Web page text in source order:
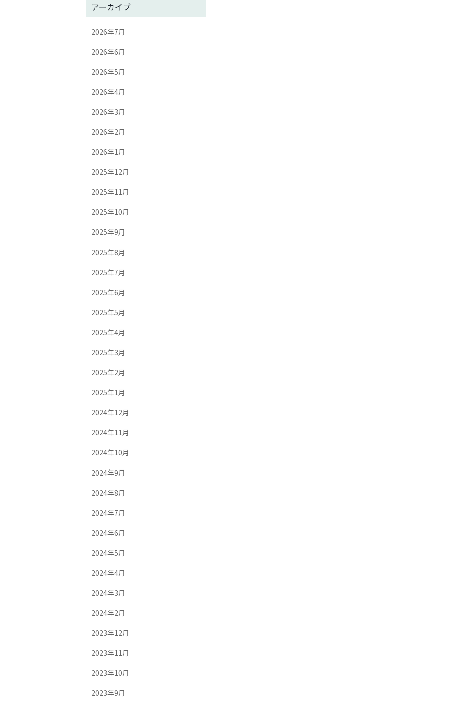
アーカイブ
2026年7月
2026年6月
2026年5月
2026年4月
2026年3月
2026年2月
2026年1月
2025年12月
2025年11月
2025年10月
2025年9月
2025年8月
2025年7月
2025年6月
2025年5月
2025年4月
2025年3月
2025年2月
2025年1月
2024年12月
2024年11月
2024年10月
2024年9月
2024年8月
2024年7月
2024年6月
2024年5月
2024年4月
2024年3月
2024年2月
2023年12月
2023年11月
2023年10月
2023年9月